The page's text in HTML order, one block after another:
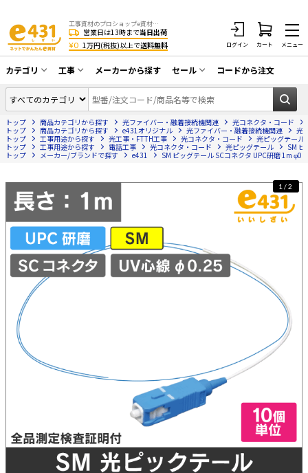
工事資材のプロショップe資材 CATV・アンテナ・防犯・光・LAN・電気・空調工事など
営業日は13時まで当日出荷
¥0 1万円(税抜)以上で送料無料 ログイン カート メニュー
カテゴリ
同軸ケーブル／テレビ用接栓／関連工具
アンテナ・取付金具・ブースター／CATV
部材類
配線補助具（モール・結束バンド・テー
プ類 他）
HDMIケーブル・周辺機器／RCAケーブル
電話線／コネクタ／アダプタ
光ファイバー・融着接続機関連
LANケーブル・コネクタ・関連資材/機器
材/機器
電源ケーブル／コネクタ／分電盤／ブレ
電源タップ・延長コード
スイッチ・コンセント（配線器具）
工事
CATV・アンテナ工事
光工事・FTTH工事
エアコン・換気扇工事
LAN配線工事
電話工事
電気配管工事
EV充電設備工事
メーカーから探す セール
在庫一掃セール
コードから注文
トップ 商品カテゴリから探す 光ファイバー・融着接続機関連
光コネクタ・コード
トップ
商品カテゴリから探す e431オリジナル 光ファイバー・融着接続機関連
光
トップ
工事用途から探す 光工事・FTTH工事 光コネクタ・コード
光ピッグテール
トップ
工事用途から探す 電話工事 光コネクタ・コード 光ピッグテール
SM
トップ
メーカー/ブランドで探す e431 SM ピッグテール SCコネクタ UPC研磨 1m
1/2